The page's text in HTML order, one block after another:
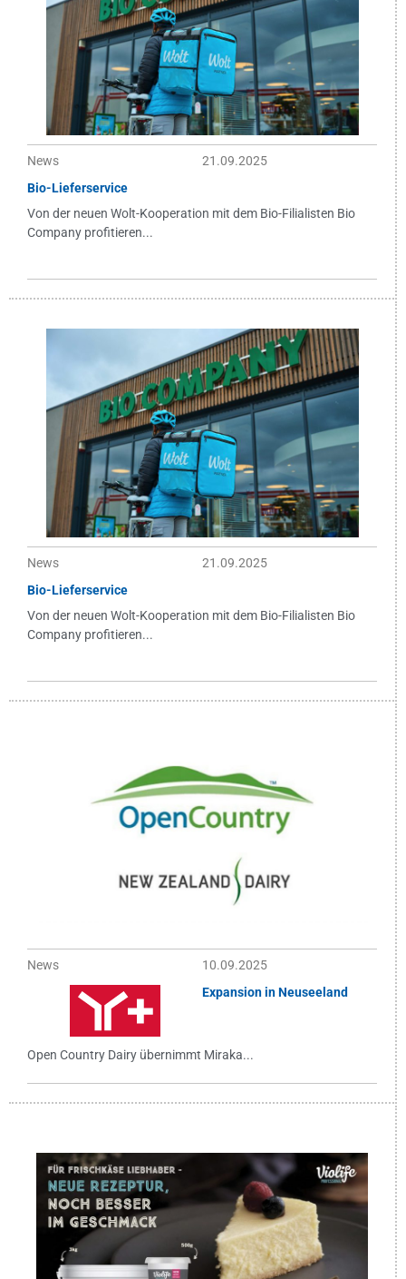
News
21.09.2025
Bio-Lieferservice
Von der neuen Wolt-Kooperation mit dem Bio-Filialisten Bio
Company profitieren...
News
21.09.2025
Bio-Lieferservice
Von der neuen Wolt-Kooperation mit dem Bio-Filialisten Bio
Company profitieren...
News
10.09.2025
Expansion in Neuseeland
Open Country Dairy übernimmt Miraka...